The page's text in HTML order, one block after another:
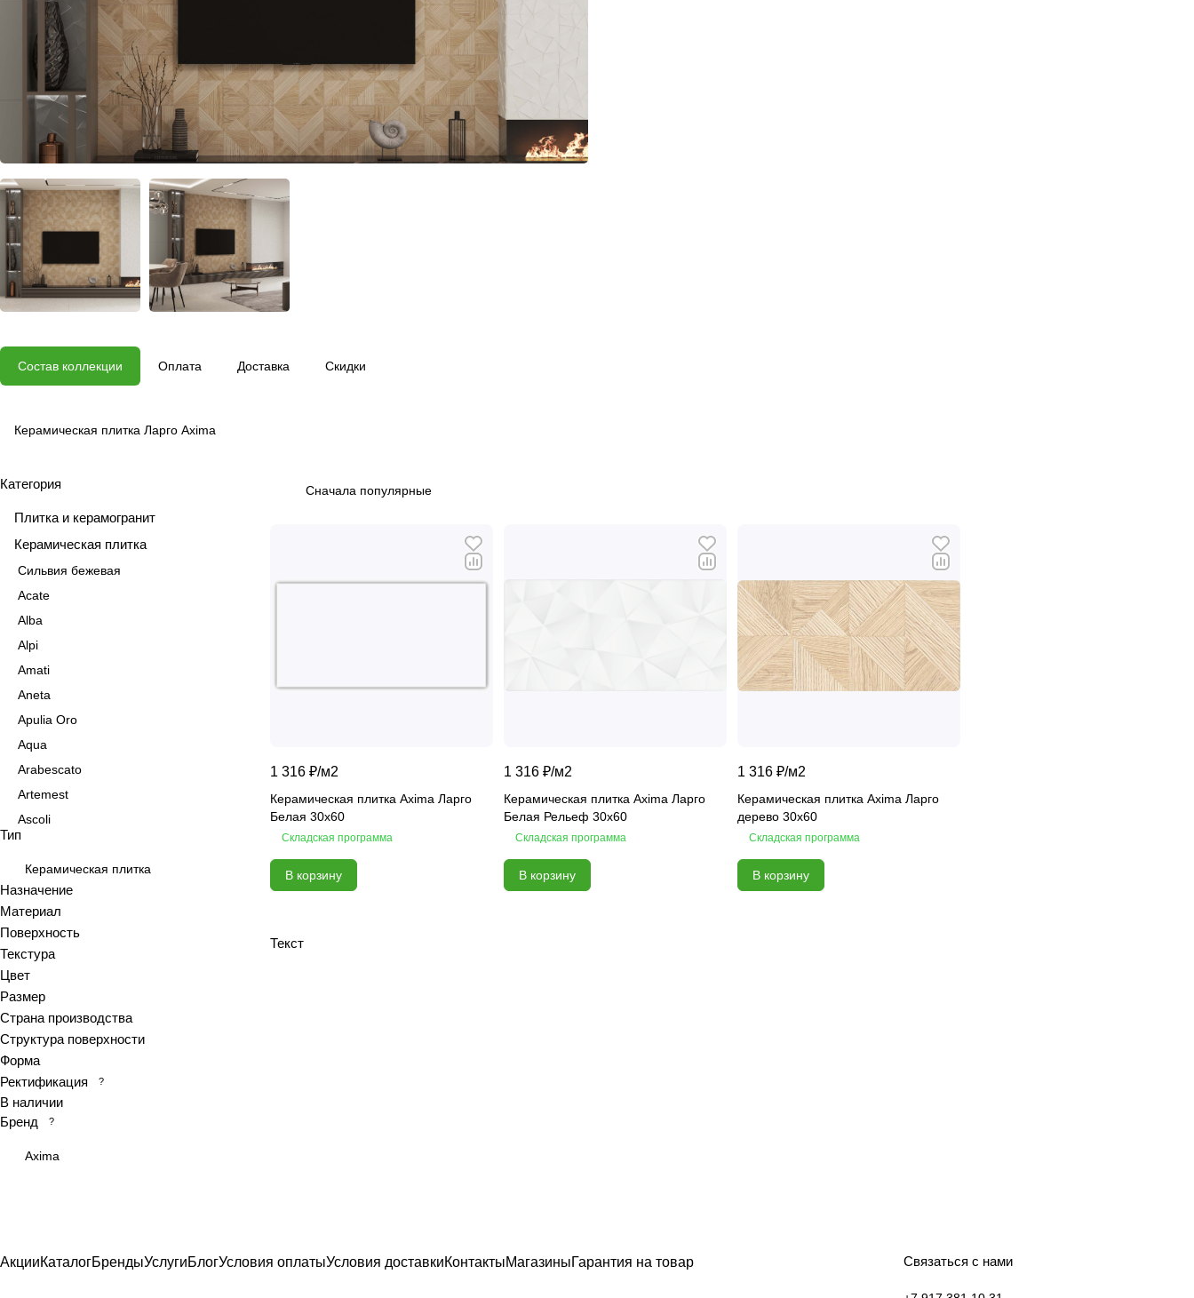
Состав коллекции Оплата Доставка Скидки
Керамическая плитка Ларго Axima
Сначала популярные
1 316 ₽/м2
Керамическая плитка Axima Ларго
Белая 30x60
Складская программа
В корзину
1 316 ₽/м2
Керамическая плитка Axima Ларго
Белая Рельеф 30x60
Складская программа
В корзину
1 316 ₽/м2
Керамическая плитка Axima Ларго
дерево 30x60
Складская программа
В корзину
Текст
Категория
Плитка и керамогранит
Керамическая плитка
Сильвия бежевая
Acate
Alba
Alpi
Amati
Aneta
Apulia Oro
Aqua
Arabescato
Artemest
Ascoli
Aspen
Astrid
Atlas
Azolla
Bianca
Bricks
Brooklyn
Calacatta
Calacatta Fantasy
Calacatta Gold
Calacatta Grey
Carrara
Тип
Керамическая плитка
Назначение
Материал
Поверхность
Текстура
Цвет
Размер
Страна производства
Структура поверхности
Форма
Ректификация
?
В наличии
Бренд
?
Axima
АкцииКаталогБрендыУслугиБлогУсловия оплатыУсловия доставкиКонтактыМагазиныГарантия на товар Связаться с нами